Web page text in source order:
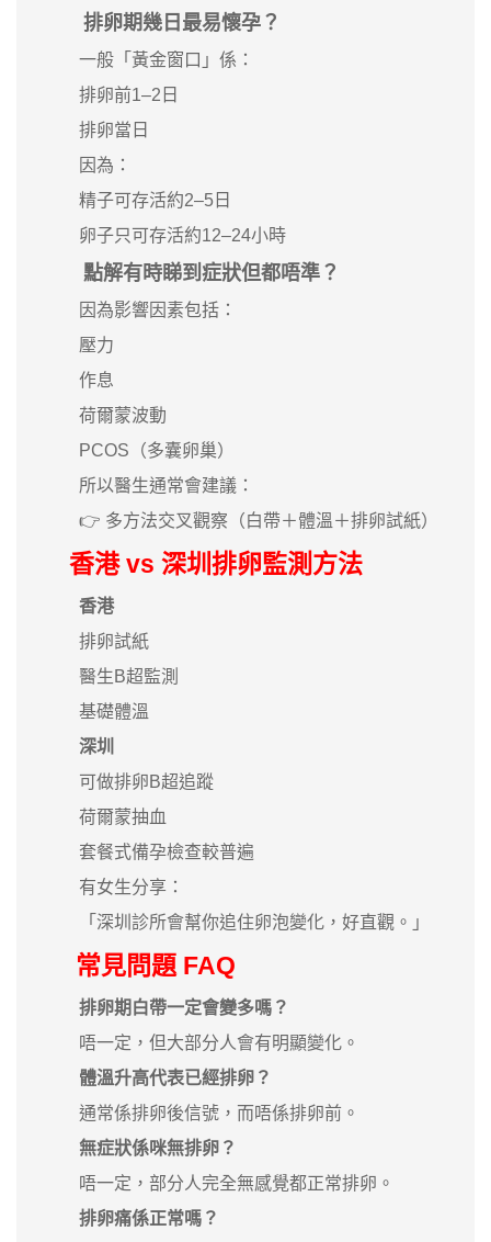
排卵期幾日最易懷孕？
一般「黃金窗口」係：
排卵前1–2日
排卵當日
因為：
精子可存活約2–5日
卵子只可存活約12–24小時
點解有時睇到症狀但都唔準？
因為影響因素包括：
壓力
作息
荷爾蒙波動
PCOS（多囊卵巢）
所以醫生通常會建議：
👉 多方法交叉觀察（白帶＋體溫＋排卵試紙）
香港 vs 深圳排卵監測方法
香港
排卵試紙
醫生B超監測
基礎體溫
深圳
可做排卵B超追蹤
荷爾蒙抽血
套餐式備孕檢查較普遍
有女生分享：
「深圳診所會幫你追住卵泡變化，好直觀。」
常見問題 FAQ
排卵期白帶一定會變多嗎？
唔一定，但大部分人會有明顯變化。
體溫升高代表已經排卵？
通常係排卵後信號，而唔係排卵前。
無症狀係咪無排卵？
唔一定，部分人完全無感覺都正常排卵。
排卵痛係正常嗎？